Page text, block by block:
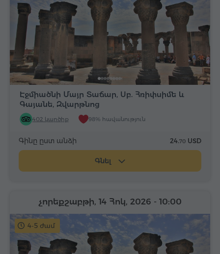
Էջմիածնի Մայր Տաճար, Սբ. Հռիփսիմե և
Գայանե, Զվարթնոց
402 կարծիք 98% հավանություն
Գինը ըստ անձի 24.70 USD
Գնել
4-5 ժամ
չորեքշաբթի, 14 Հոկ, 2026 - 10:00